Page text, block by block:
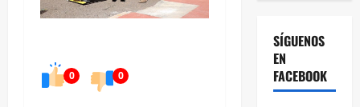
0 0
SÍGUENOS
EN
FACEBOOK